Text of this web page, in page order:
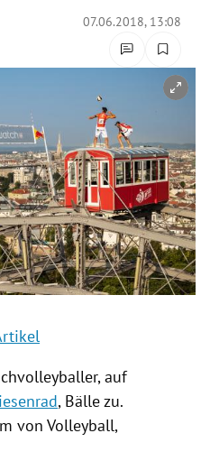
07.06.2018, 13:08
auf
, Bälle zu.
von Volleyball,